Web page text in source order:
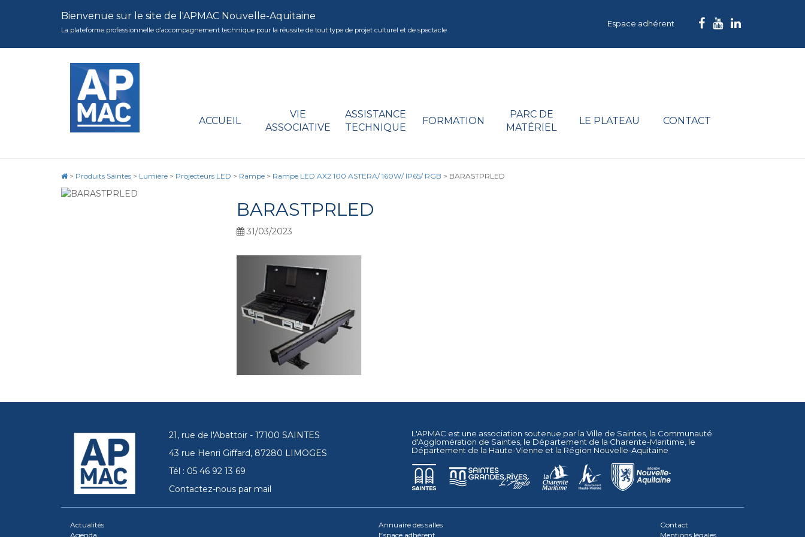
Bienvenue sur le site de l'APMAC Nouvelle-Aquitaine
La plateforme professionnelle d’accompagnement technique pour la réussite de tout type de projet culturel et de spectacle
Espace adhérent
ACCUEIL
VIE
ASSOCIATIVE
ASSISTANCE
TECHNIQUE
FORMATION
PARC DE
MATÉRIEL
LE PLATEAU CONTACT
> Produits Saintes > Lumière > Projecteurs LED > Rampe > Rampe LED AX2 100 ASTERA/ 160W/ IP65/ RGB > BARASTPRLED
BARASTPRLED
31/03/2023
21, rue de l'Abattoir - 17100 SAINTES
43 rue Henri Giffard, 87280 LIMOGES
Tél : 05 46 92 13 69
Contactez-nous par mail
L'APMAC est une association soutenue par la Ville de Saintes , la Communauté
d'Agglomération de Saintes , le Département de la Charente-Maritime , le
Département de la Haute-Vienne et la Région Nouvelle-Aquitaine
Actualités
Agenda
Annuaire des salles
Espace adhérent
Contact
Mentions légales